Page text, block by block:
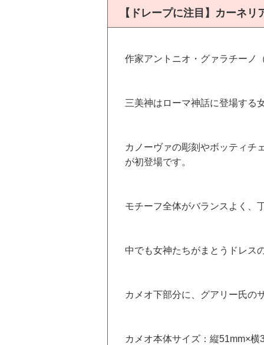
【ドレープに注目】カーネ
作家アントニオ・グァラチーノ
三美神はローマ神話に登場する
カノーヴァの彫刻やボッティチ
が初登場です。
モチーフ全体がバランスよく、
中でも女神たちがまとうドレス
カメオ下部分に、グアリー氏の
カメオ本体サイズ：縦51mm×